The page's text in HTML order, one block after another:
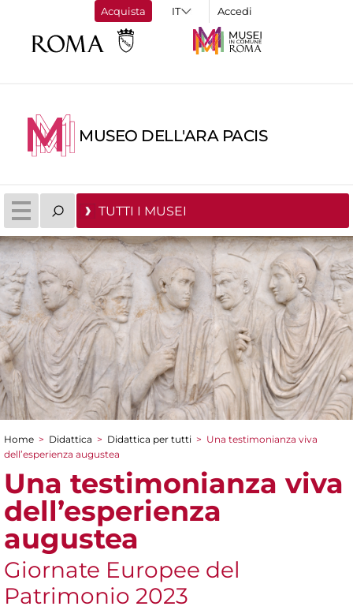
Acquista Accedi
MUSEO DELL'ARA PACIS
TUTTI I MUSEI
Tu sei qui
Home > Didattica > Didattica per tutti > Una testimonianza viva
dell’esperienza augustea
Una testimonianza viva
dell’esperienza
augustea
Giornate Europee del
Patrimonio 2023